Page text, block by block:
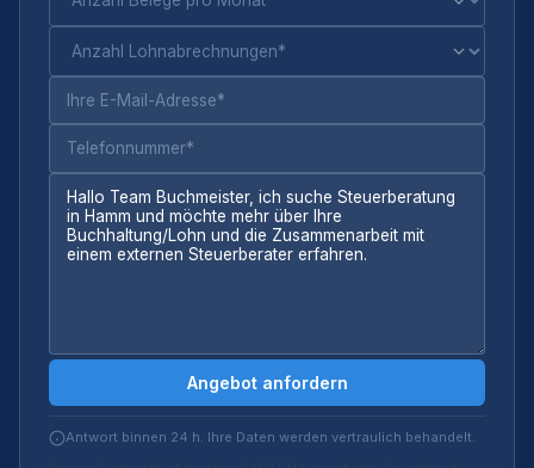
Angebot anfordern
Antwort binnen 24 h. Ihre Daten werden vertraulich behandelt.